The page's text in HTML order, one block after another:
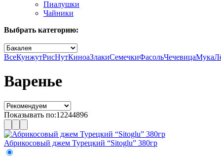
Пиалушки
Чайники
Выбрать категорию:
ВсеКунжутРисНутКиноаЗлакиСемечкиФасольЧечевицаМука
Варенье
Показывать по:12244896
Абрикосовый джем Турецкий “Sitoglu” 380гр